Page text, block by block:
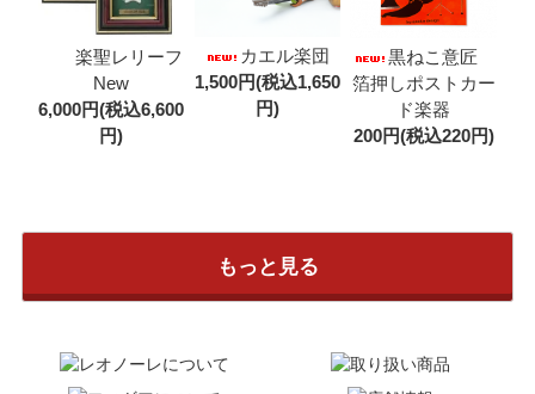
楽聖レリーフ
New
6,000円(税込6,600
円)
カエル楽団
1,500円(税込1,650
円)
黒ねこ意匠
箔押しポストカー
ド楽器
200円(税込220円)
もっと見る